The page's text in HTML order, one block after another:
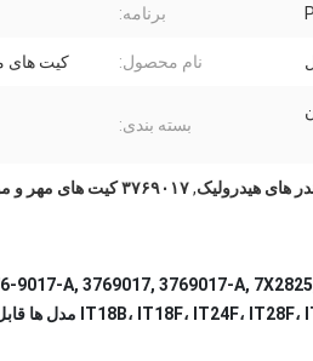
برنامه:
نام محصول: کیت های
بسته بندی:
,۳۷۶۹۰۱۷ کیت های مهر و موم سیلندر های هیدرولیکی